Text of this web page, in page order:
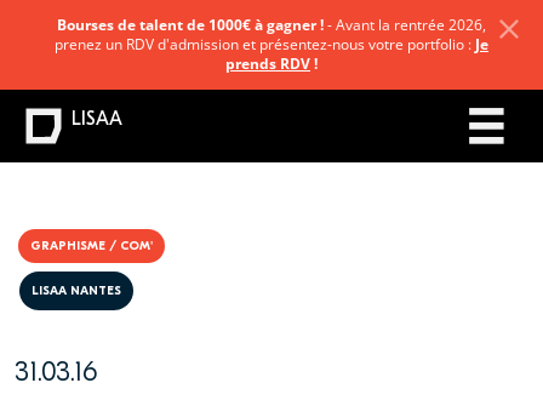
GRAPHISME / COM'
31.03.16
LISAA NANTES
Bourses de talent de 1000€ à gagner !- Avant la rentrée 2026,
prenez un RDV d'admission et présentez-nous votre portfolio : Je
prends RDV!
LISAA